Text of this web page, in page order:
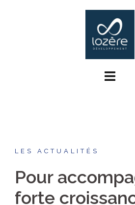
LES ACTUALITÉS
Pour
forte